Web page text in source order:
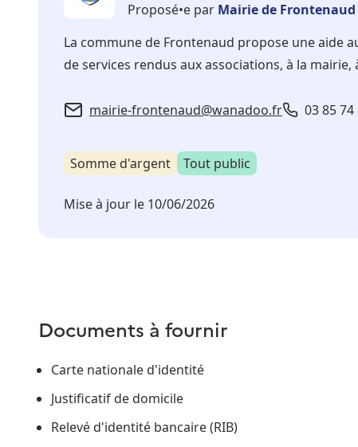
Proposé•e par Mairie de Frontenaud
La commune de Frontenaud propose une aide
de services rendus aux associations, à la
mairie-frontenaud@wanadoo.fr 03 85 74
Somme d'argent Tout public
Mise à jour le 10/06/2026
Documents à fournir
Carte nationale d'identité
Justificatif de domicile
Relevé d'identité bancaire (RIB)